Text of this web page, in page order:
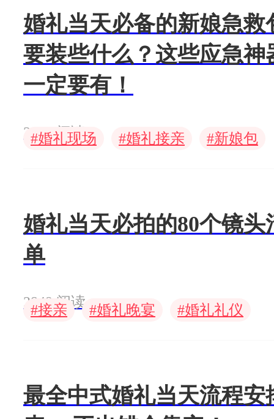
婚礼当天必备的新娘急救
要装些什么？这些应急神
一定要有！
3899 阅读
#婚礼现场 #婚礼接亲 #新娘包
婚礼当天必拍的80个镜头
单
2849 阅读
#接亲 #婚礼晚宴 #婚礼礼仪
最全中式婚礼当天流程安